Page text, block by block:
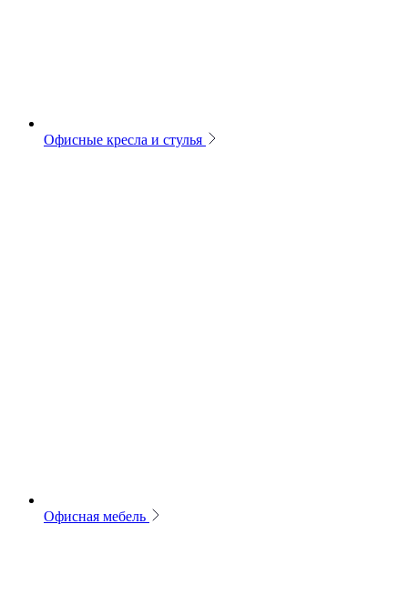
Офисные кресла и стулья
Офисная мебель